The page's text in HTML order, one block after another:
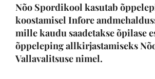
Nõo Spordikool kasutab
koostamisel Infore
mille kaudu saadetakse õpilase
õppeleping allkirjastamiseks
Vallavalitsuse nimel.